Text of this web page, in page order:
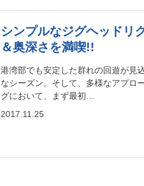
シンプルなジグヘッドリ
＆奥深さを満喫!!
港湾部でも安定した群れの回遊が見
なシーズン。そして、多様なアプロ
グにおいて、まず最初…
2017.11.25